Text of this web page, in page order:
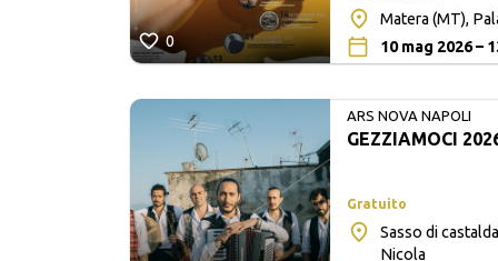
0
Matera (MT),
10 mag 2026 –
ARS NOVA NAPOLI
GEZZIAMOCI
Gratuito
Sasso di
Nicola